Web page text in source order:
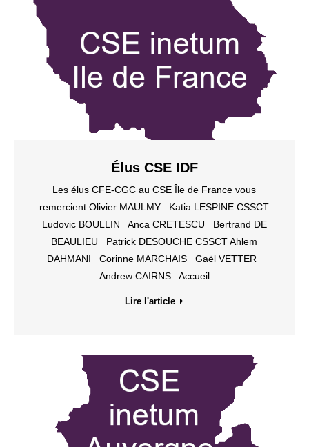
Élus CSE IDF
Les élus CFE-CGC au CSE Île de France vous
remercient Olivier MAULMY Katia LESPINE CSSCT
Ludovic BOULLIN Anca CRETESCU Bertrand DE
BEAULIEU Patrick DESOUCHE CSSCT Ahlem
DAHMANI Corinne MARCHAIS Gaël VETTER
Andrew CAIRNS Accueil
Lire l'article